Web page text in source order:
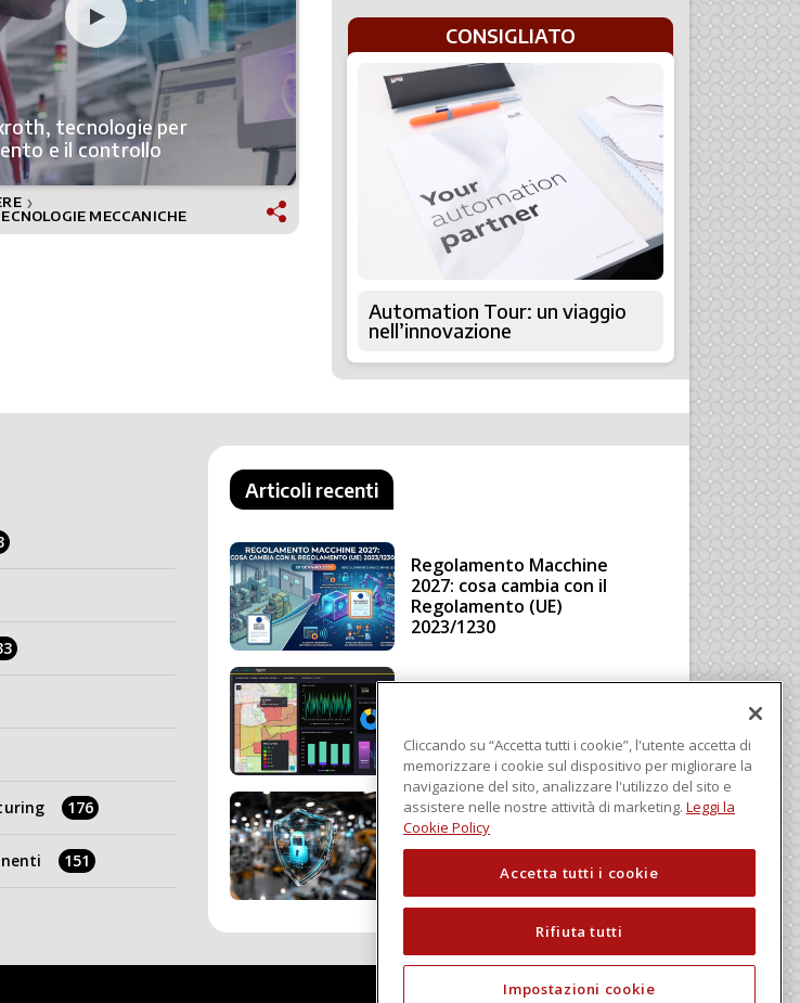
tecnologie per
e il controllo
❯
MECCANICHE
CONSIGLIATO
Automation Tour: un viaggio
nell’innovazione
176
151
Articoli recenti
Regolamento Macchine
2027: cosa cambia con il
Regolamento (UE)
2023/1230
in cloud
Sicurezza e conformità, 5
consigli verso il nuovo
Regolamento macchine
Cliccando su “Accetta tutti i cookie”, l'utente accetta di
memorizzare i cookie sul dispositivo per migliorare la
navigazione del sito, analizzare l'utilizzo del sito e
assistere nelle nostre attività di marketing. Leggi la
Cookie Policy
Accetta tutti i cookie
Rifiuta tutti
Impostazioni cookie